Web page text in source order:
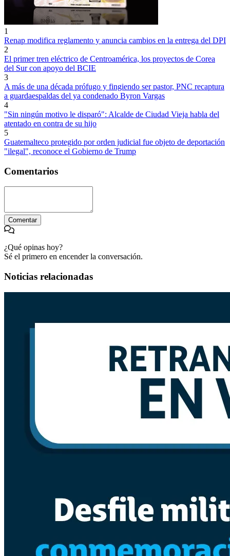
1
Renap modifica reglamento y anuncia cambios en la entrega del DPI
2
El primer tren eléctrico de Centroamérica, los proyectos de Corea
del Sur con apoyo del BCIE
3
A más de una década prófugo y fingiendo ser pastor, PNC recaptura
a guardaespaldas del ya condenado Byron Vargas
4
"Sin ningún motivo le disparó": Alcalde de Ciudad Vieja habla del
atentado en contra de su hijo
5
Guatemalteco protegido por orden judicial fue objeto de deportación
"ilegal", reconoce el Gobierno de Trump
Comentarios
Comentar
¿Qué opinas hoy?
Sé el primero en encender la conversación.
Noticias relacionadas